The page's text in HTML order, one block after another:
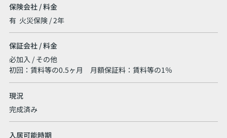
保険会社 / 料金
有 火災保険 / 2年
保証会社 / 料金
必加入 / その他
初回：賃料等の0.5ヶ月 月額保証料：賃料等の1％
現況
完成済み
入居可能時期